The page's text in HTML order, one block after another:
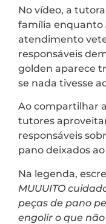
No vídeo, a
família enquanto
atendimento
responsáveis
golden aparece
se nada tivesse
Ao compartilhar
tutores
responsáveis
pano deixados
Na legenda,
MUUUITO
peças de pano
engolir o que